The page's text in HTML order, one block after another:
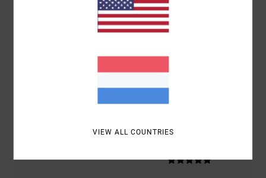
100% VAN ONZE KLANTEN BEVELEN DIT PRODUCT AAN
PRIJS-KWALITEITVERHOUDING
VIEW ALL COUNTRIES